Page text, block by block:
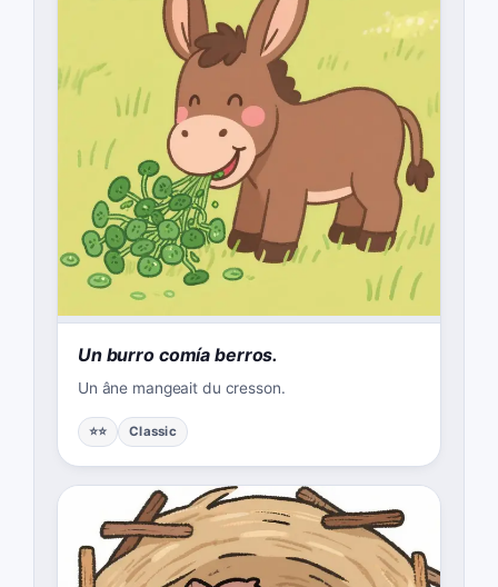
Un burro comía berros.
Un âne mangeait du cresson.
⭐⭐ Classic